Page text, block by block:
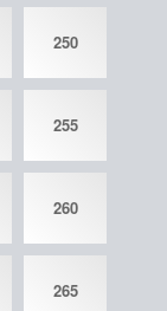
250
255
260
265